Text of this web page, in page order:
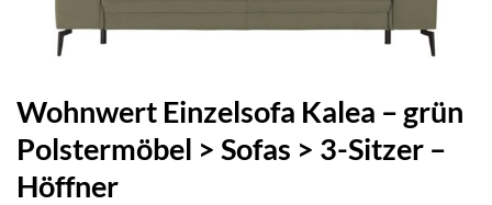
Wohnwert Einzelsofa Kalea – grün
Polstermöbel > Sofas > 3-Sitzer –
Höffner